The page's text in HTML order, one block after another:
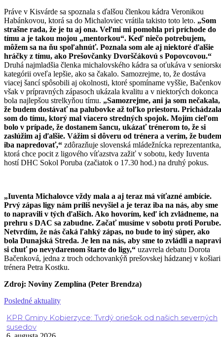
Práve v Kisvárde sa spoznala s ďalšou členkou kádra Veronikou
Habánkovou, ktorá sa do Michaloviec vrátila takisto toto leto. „Som
strašne rada, že je tu aj ona. Veľmi mi pomohla pri príchode do
tímu a je takou mojou „mentorkou“. Keď niečo potrebujem,
môžem sa na ňu spoľahnúť. Poznala som ale aj niektoré ďalšie
hráčky z tímu, ako Prešovčanky Dvorščákovú s Popovcovou.“
Druhá najmladšia členka michalovského kádra sa oťukáva v
kategórii oveľa lepšie, ako sa čakalo. Samozrejme, to, že dostáva
viacej šancí spôsobili aj okolnosti, ktoré spomíname vyššie,
však v prípravných zápasoch ukázala kvalitu a v niektorých dokonca
bola najlepšou strelkyňou tímu. „Samozrejme, ani ja som nečakala,
že budem dostávať na palubovke až toľko priestoru. Prichádzala
som do tímu, ktorý mal viacero stredných spojok. Mojím cieľom
bolo v prípade, že dostanem šancu, ukázať trénerom to, že si
zaslúžim aj ďalšie. Vážim si dôveru od trénera a verím, že budem
iba napredovať,“ zdôrazňuje slovenská mládežnícka reprezentantka,
ktorá chce pocit z ligového víťazstva zažiť v sobotu, kedy Iuventa
hostí DHC Sokol Poruba (začiatok o 17.30 hod.) na druhý pokus.
„Iuventa Michalovce vždy mala a aj teraz má víťazné ambície.
Prvý zápas ligy nám príliš nevyšiel a je teraz iba na nás, aby sme
to napravili v tých ďalších. Ako hovorím, keď ich zvládneme, na
prehru s DAC sa zabudne. Začať musíme v sobotu proti Porube.
Netvrdím, že nás čaká ľahký zápas, no bude to iný súper, ako
bola Dunajská Streda. Je len na nás, aby sme to zvládli a
si chuť po nevydarenom štarte do ligy,“ uzavrela debatu Dorota
Bačenková, jedna z troch odchovankýň prešovskej hádzanej v košiari
trénera Petra Kostku.
Zdroj: Noviny Zemplína (Peter Brendza)
Posledné aktuality
KPR Gminy Kobierzyce: Tvrdý oriešok od našich severných
susedov